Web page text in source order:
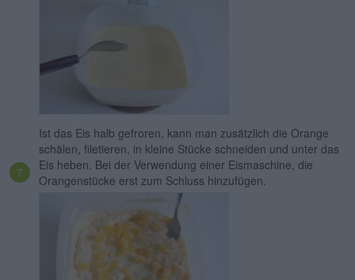
Ist das Eis halb gefroren, kann man zusätzlich die Orange
schälen, filetieren, in kleine Stücke schneiden und unter das
Eis heben. Bei der Verwendung einer Eismaschine, die
Orangenstücke erst zum Schluss hinzufügen.